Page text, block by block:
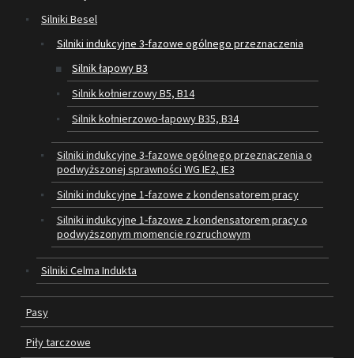
PIŁY TARCZOWE
OUTLET
SERWIS I REGENERACJA MASZYN
PROMOCJE
REGULAMIN
KATALOGI
OBRABIARKI DO DREWNA
SILNIKI ELEKTRYCZNE
PASY KLINOWE
Silniki Besel
Silniki indukcyjne 3-fazowe ogólnego przeznaczenia
Silnik łapowy B3
Silnik kołnierzowy B5, B14
Silnik kołnierzowo-łapowy B35, B34
Silniki indukcyjne 3-fazowe ogólnego przeznaczenia o
podwyższonej sprawności WG IE2, IE3
Silniki indukcyjne 1-fazowe z kondensatorem pracy
Silniki indukcyjne 1-fazowe z kondensatorem pracy o
podwyższonym momencie rozruchowym
Silniki Celma Indukta
Pasy
Piły tarczowe